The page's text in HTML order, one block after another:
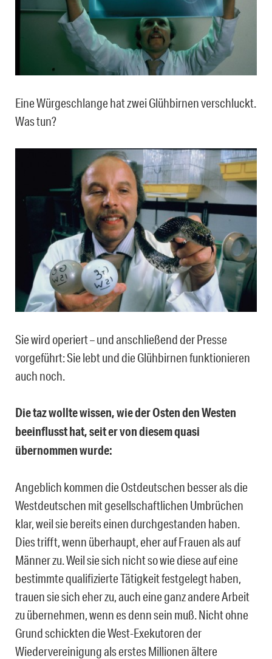
Eine Würgeschlange hat zwei Glühbirnen verschluckt.
Was tun?
Sie wird operiert – und anschließend der Presse
vorgeführt: Sie lebt und die Glühbirnen funktionieren
auch noch.
Die taz wollte wissen, wie der Osten den Westen
beeinflusst hat, seit er von diesem quasi
übernommen wurde:
Angeblich kommen die Ostdeutschen besser als die
Westdeutschen mit gesellschaftlichen Umbrüchen
klar, weil sie bereits einen durchgestanden haben.
Dies trifft, wenn überhaupt, eher auf Frauen als auf
Männer zu. Weil sie sich nicht so wie diese auf eine
bestimmte qualifizierte Tätigkeit festgelegt haben,
trauen sie sich eher zu, auch eine ganz andere Arbeit
zu übernehmen, wenn es denn sein muß. Nicht ohne
Grund schickten die West-Exekutoren der
Wiedervereinigung als erstes Millionen ältere